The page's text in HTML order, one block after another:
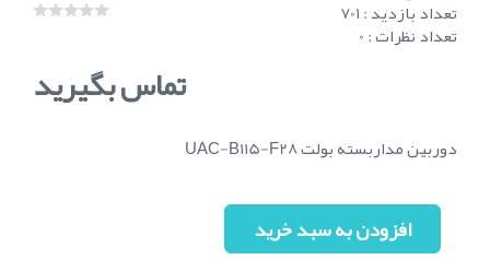
تعداد بازدید : 701
تعداد نظرات : 0
تماس بگیرید
دوربین مداربسته بولت UAC-B115-F28
افزودن به سبد خرید